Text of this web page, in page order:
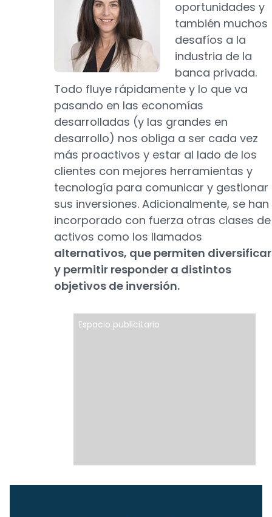
oportunidades y
también muchos
desafíos a la
industria de la
banca privada.
Todo fluye rápidamente y lo que va
pasando en las economías
desarrolladas (y las grandes en
desarrollo) nos obliga a ser cada vez
más proactivos y estar al lado de los
clientes con mejores herramientas y
tecnología para comunicar y gestionar
sus inversiones. Adicionalmente, se han
incorporado con fuerza otras clases de
activos como los llamados
alternativos, que permiten diversificar
y permitir responder a distintos
objetivos de inversión.
Espacio publicitario